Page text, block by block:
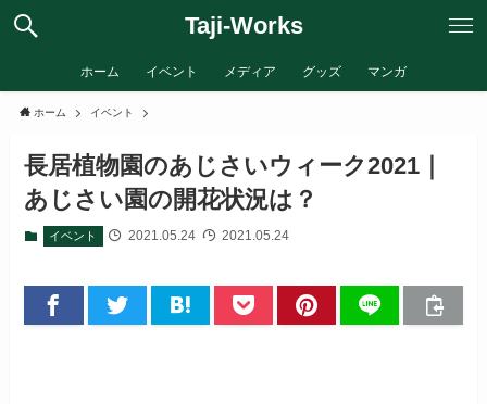
Taji-Works
ホーム イベント メディア グッズ マンガ
ホーム イベント
長居植物園のあじさいウィーク2021｜
あじさい園の開花状況は？
イベント 2021.05.24 2021.05.24